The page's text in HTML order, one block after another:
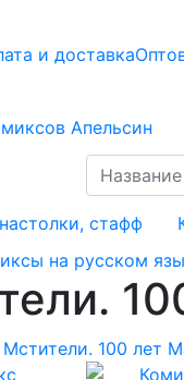
и доставка
стафф
на русском